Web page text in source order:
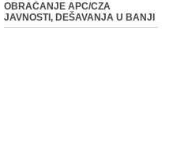
OBRAĆANJE APC/CZA
JAVNOSTI, DEŠAVANJA U BANJI